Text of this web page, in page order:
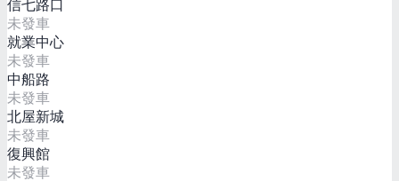
信七路口
未發車
就業中心
未發車
中船路
未發車
北屋新城
未發車
復興館
未發車